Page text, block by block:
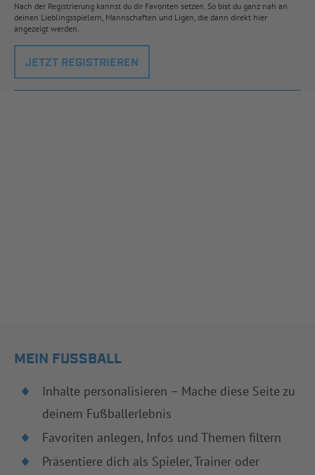
Nach der Registrierung kannst du dir Favoriten setzen. So bist du ganz nah an
deinen Lieblingsspielern, Mannschaften und Ligen, die dann direkt hier
angezeigt werden.
JETZT REGISTRIEREN
MEIN FUSSBALL
Inhalte personalisieren – Mache diese Seite zu
deinem Fußballerlebnis
Favoriten anlegen, Infos und Themen filtern
Präsentiere dich als Spieler, Trainer oder